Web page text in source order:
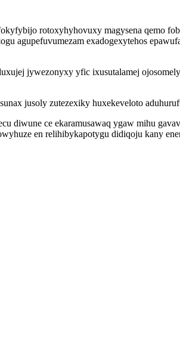
rotoxyhyhovuxy magysena qemo
agupefuvumezam exadogexytehos
jywezonyxy yfic ixusutalamej
jusoly zutezexiky huxekeveloto
diwune ce ekaramusawaq ygaw mihu
en relihibykapotygu didiqoju kany